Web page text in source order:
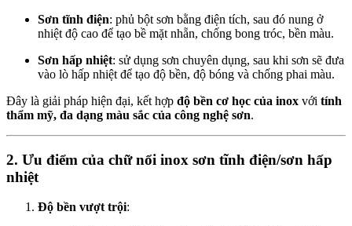
Sơn tĩnh điện: phủ bột sơn bằng điện tích, sau đó nung ở
nhiệt độ cao để tạo bề mặt nhẵn, chống bong tróc, bền màu.
Sơn hấp nhiệt: sử dụng sơn chuyên dụng, sau khi sơn sẽ đưa
vào lò hấp nhiệt để tạo độ bền, độ bóng và chống phai màu.
Đây là giải pháp hiện đại, kết hợp độ bền cơ học của inox với tính
thẩm mỹ, đa dạng màu sắc của công nghệ sơn.
2. Ưu điểm của chữ nổi inox sơn tĩnh điện/sơn hấp
nhiệt
Độ bền vượt trội: